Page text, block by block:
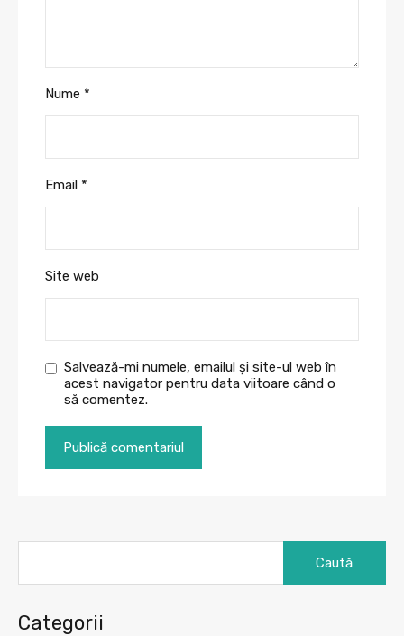
Nume *
Email *
Site web
Salvează-mi numele, emailul și site-ul web în
acest navigator pentru data viitoare când o
să comentez.
Categorii